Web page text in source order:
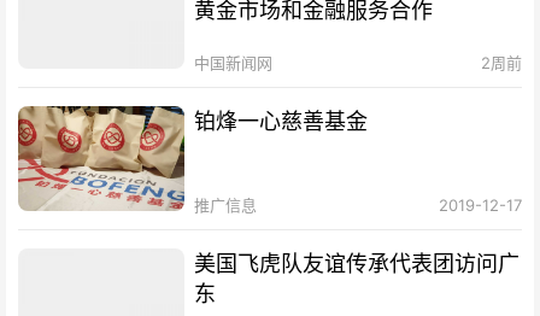
黄金市场和金融服务合作
中国新闻网 2周前
铂烽一心慈善基金
推广信息 2019-12-17
美国飞虎队友谊传承代表团访问广
东